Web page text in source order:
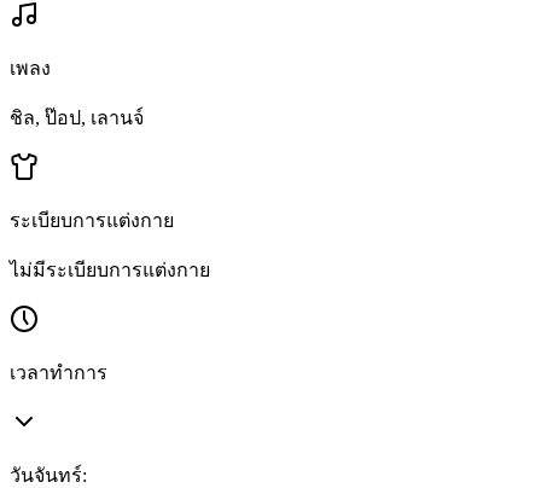
เพลง
ชิล, ป๊อป, เลานจ์
ระเบียบการแต่งกาย
ไม่มีระเบียบการแต่งกาย
เวลาทำการ
วันจันทร์: